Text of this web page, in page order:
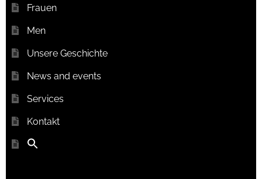
Frauen
Men
Unsere Geschichte
News and events
Services
Kontakt